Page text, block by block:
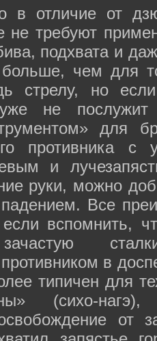
в отличие от
не требуют
подхвата и
чем для
стрелу, но
не
для
противника с
и
руки, можно
Все
вспомнить,
зачастую
в
типичен для
(сихо-
от